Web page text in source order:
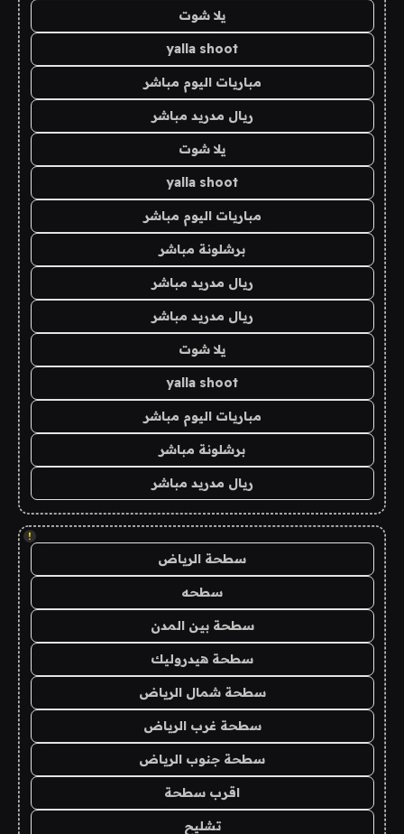
يلا شوت
yalla shoot
مباريات اليوم مباشر
ريال مدريد مباشر
يلا شوت
yalla shoot
مباريات اليوم مباشر
برشلونة مباشر
ريال مدريد مباشر
ريال مدريد مباشر
يلا شوت
yalla shoot
مباريات اليوم مباشر
برشلونة مباشر
ريال مدريد مباشر
!
سطحة الرياض
سطحه
سطحة بين المدن
سطحة هيدروليك
سطحة شمال الرياض
سطحة غرب الرياض
سطحة جنوب الرياض
اقرب سطحة
تشليح